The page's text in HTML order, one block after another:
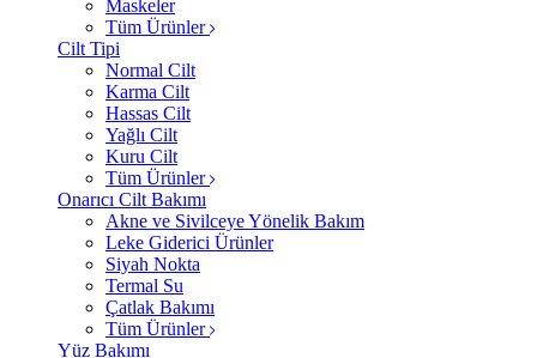
Maskeler
Tüm Ürünler
Cilt Tipi
Normal Cilt
Karma Cilt
Hassas Cilt
Yağlı Cilt
Kuru Cilt
Tüm Ürünler
Onarıcı Cilt Bakımı
Akne ve Sivilceye Yönelik Bakım
Leke Giderici Ürünler
Siyah Nokta
Termal Su
Çatlak Bakımı
Tüm Ürünler
Yüz Bakımı